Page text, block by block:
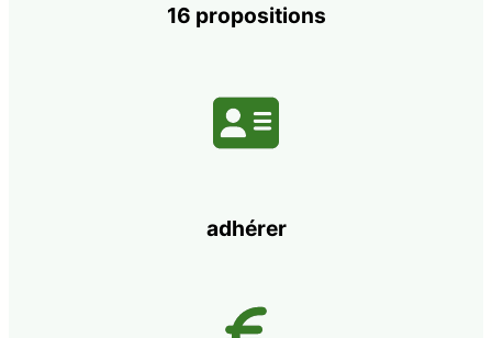
16 propositions
adhérer